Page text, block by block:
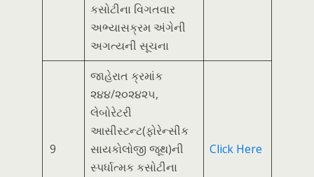
કસોટીના વિગતવાર
અભ્યાસક્રમ અંગેની
અગત્યની સૂચના
9
જાહેરાત ક્રમાંક
૨૪૪/૨૦૨૪૨૫,
લેબોરેટરી
આસીસ્ટન્ટ(ફોરેન્સીક
સાયકોલોજી જૂથ)ની
સ્પર્ધાત્મક કસોટીના
Click Here